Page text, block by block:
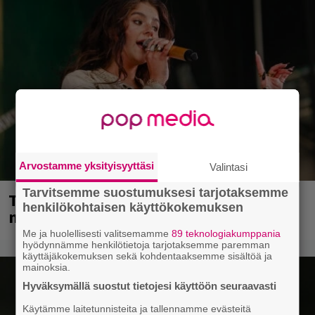
Tampereella sunnuntaina superpäivä –
nämä artistit mukana
Arvostamme yksityisyyttäsi Valintasi
Tarvitsemme suostumuksesi tarjotaksemme
henkilökohtaisen käyttökokemuksen
Me ja huolellisesti valitsemamme89 teknologiakumppania
hyödynnämme henkilötietoja tarjotaksemme paremman
käyttäjäkokemuksen sekä kohdentaaksemme sisältöä ja
mainoksia.
Hyväksymällä suostut tietojesi käyttöön seuraavasti
Käytämme laitetunnisteita ja tallennamme evästeitä